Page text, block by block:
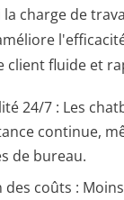
charge de
client fluide et
24/7 : Les
continue,
de bureau.
des coûts :